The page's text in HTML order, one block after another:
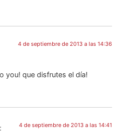
4 de septiembre de 2013 a las 14:36
you! que disfrutes el día!
4 de septiembre de 2013 a las 14:41